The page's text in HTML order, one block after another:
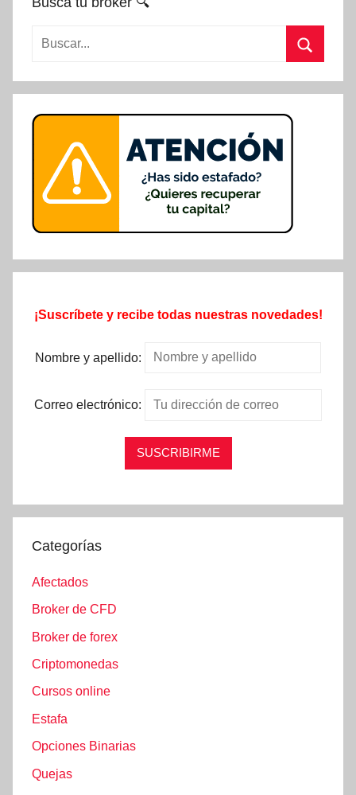
Buscar:
¡Suscríbete y recibe todas nuestras novedades!
Nombre y apellido:
Correo electrónico:
Categorías
Afectados
Broker de CFD
Broker de forex
Criptomonedas
Cursos online
Estafa
Opciones Binarias
Quejas